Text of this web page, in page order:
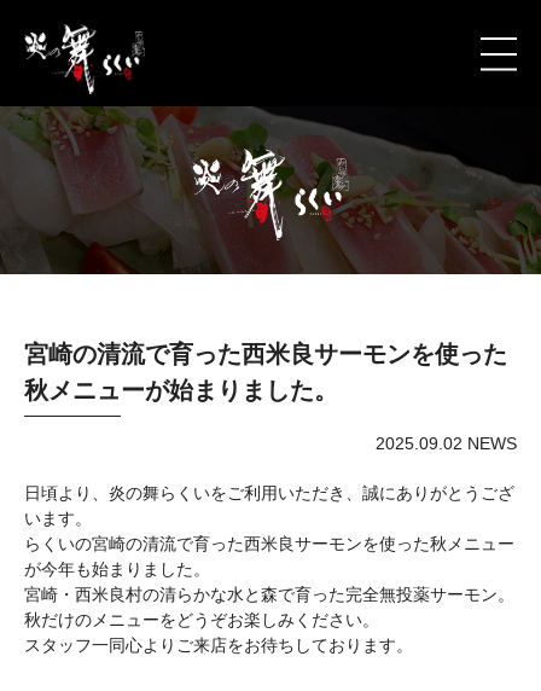
宮崎の清流で育った西米良サーモンを使った
秋メニューが始まりました。
2025.09.02 NEWS
日頃より、炎の舞らくいをご利用いただき、誠にありがとうござ
います。
らくいの宮崎の清流で育った西米良サーモンを使った秋メニュー
が今年も始まりました。
宮崎・西米良村の清らかな水と森で育った完全無投薬サーモン。
秋だけのメニューをどうぞお楽しみください。
スタッフ一同心よりご来店をお待ちしております。